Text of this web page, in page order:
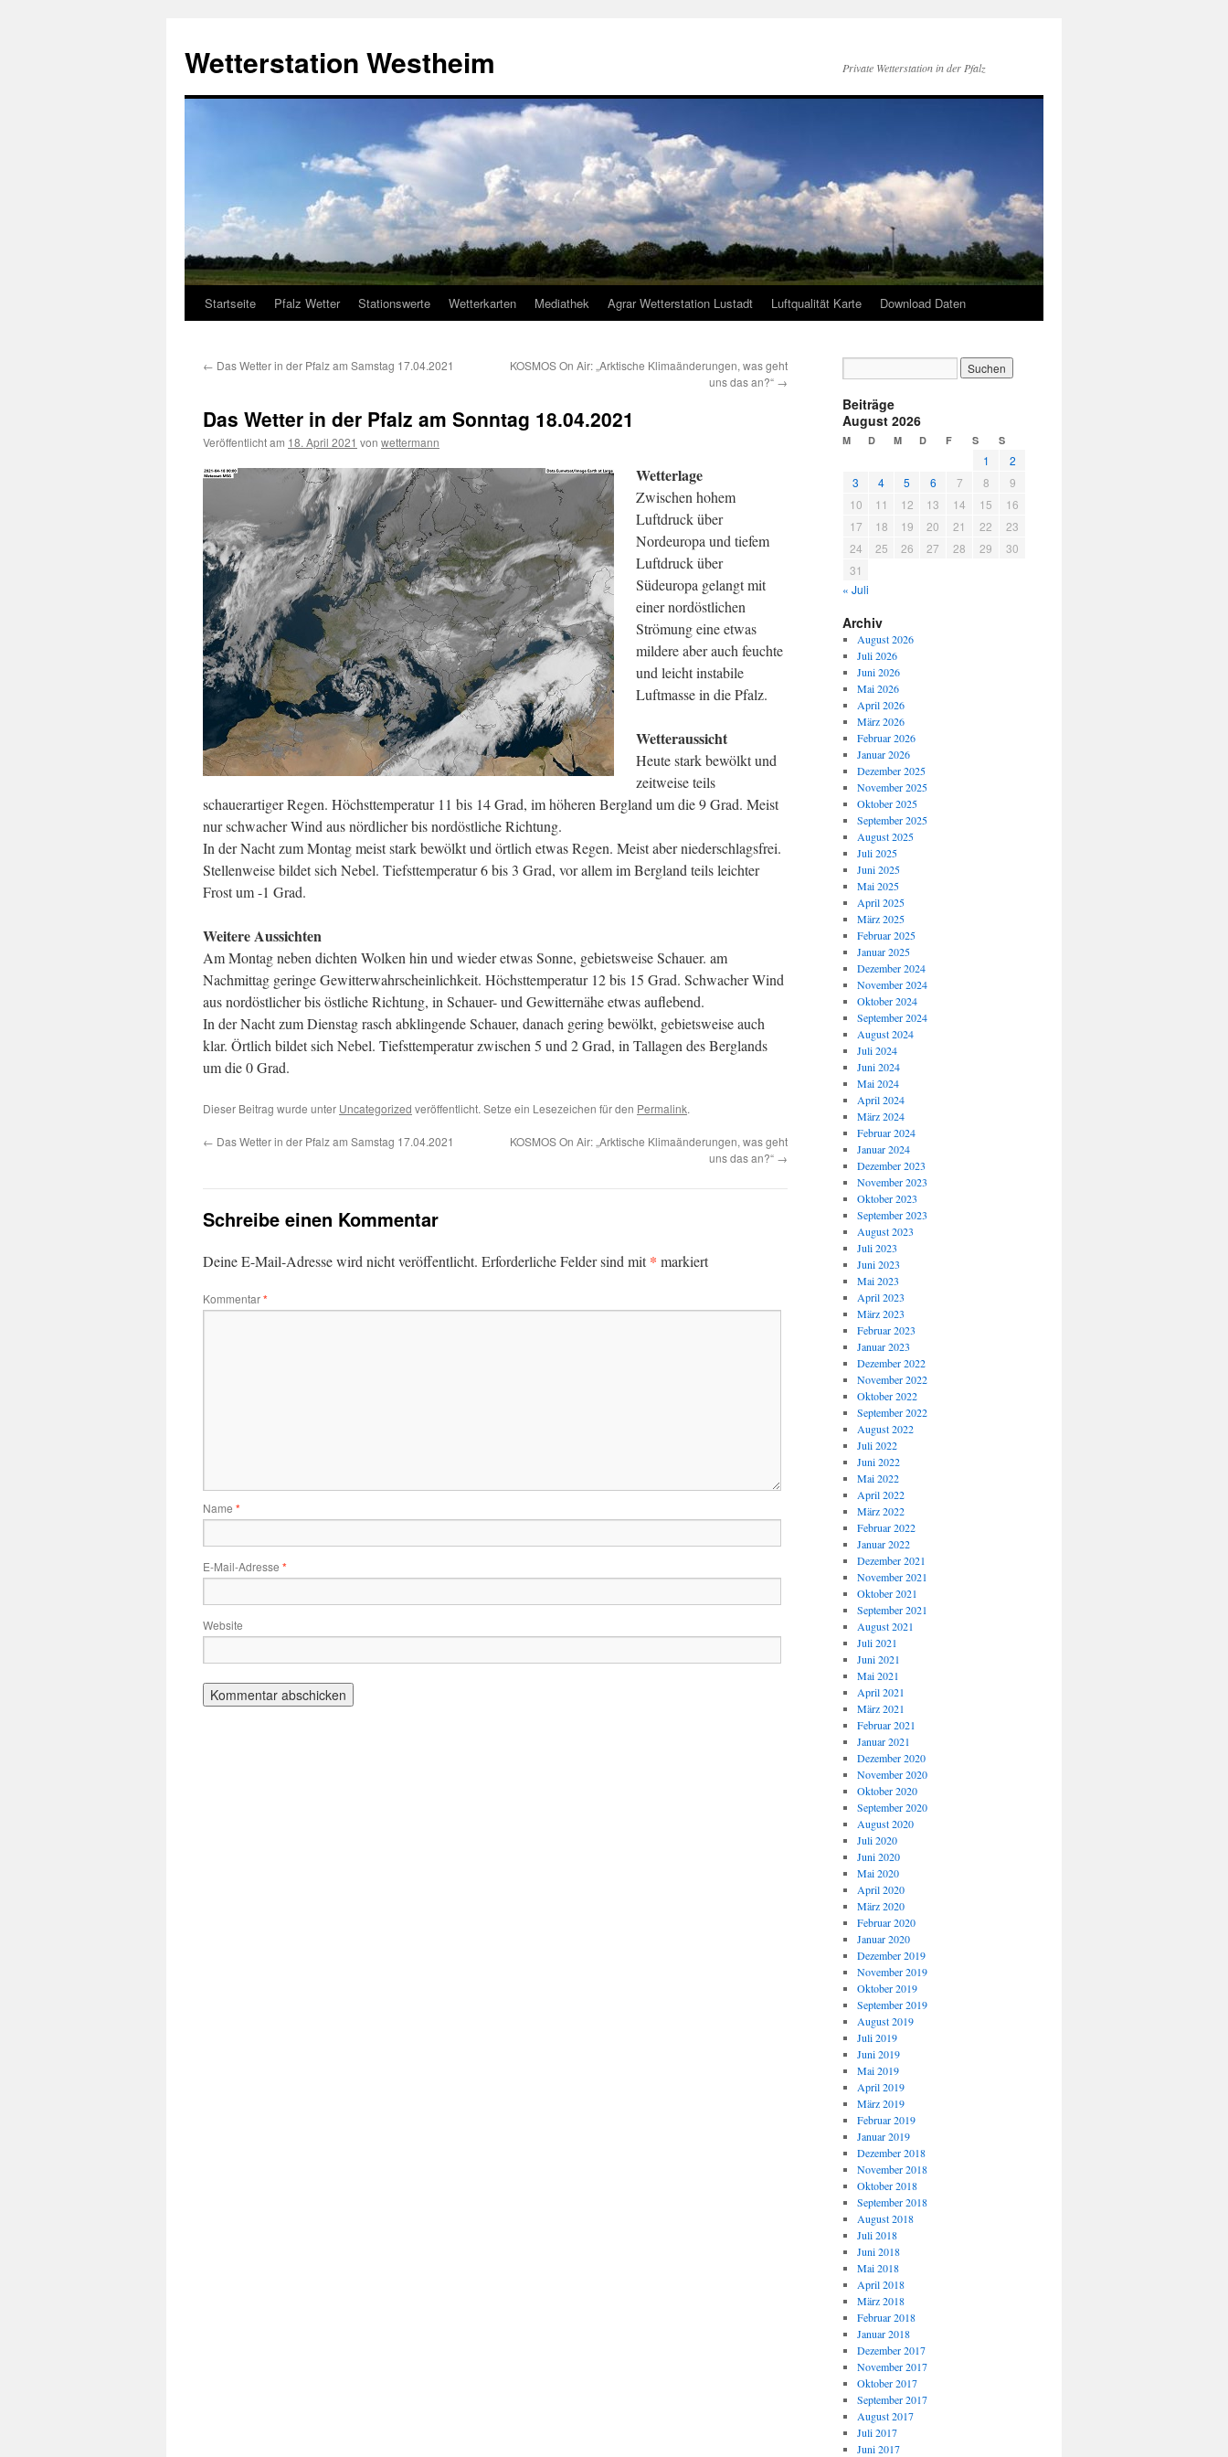
springen
Wetterstation Westheim Private Wetterstation in der Pfalz
Startseite Pfalz Wetter Stationswerte Wetterkarten Mediathek Agrar Wetterstation Lustadt Luftqualität Karte Download Daten
← Das Wetter in der Pfalz am Samstag 17.04.2021
KOSMOS On Air: „Arktische Klimaänderungen, was geht
uns das an?“ →
Das Wetter in der Pfalz am Sonntag 18.04.2021
Veröffentlicht am 18. April 2021 von wettermann
Wetterlage
Zwischen hohem
Luftdruck über
Nordeuropa und tiefem
Luftdruck über
Südeuropa gelangt mit
einer nordöstlichen
Strömung eine etwas
mildere aber auch feuchte
und leicht instabile
Luftmasse in die Pfalz.
Wetteraussicht
Heute stark bewölkt und
zeitweise teils
schauerartiger Regen. Höchsttemperatur 11 bis 14 Grad, im höheren Bergland um die 9 Grad. Meist
nur schwacher Wind aus nördlicher bis nordöstliche Richtung.
In der Nacht zum Montag meist stark bewölkt und örtlich etwas Regen. Meist aber niederschlagsfrei.
Stellenweise bildet sich Nebel. Tiefsttemperatur 6 bis 3 Grad, vor allem im Bergland teils leichter
Frost um -1 Grad.
Weitere Aussichten
Am Montag neben dichten Wolken hin und wieder etwas Sonne, gebietsweise Schauer. am
Nachmittag geringe Gewitterwahrscheinlichkeit. Höchsttemperatur 12 bis 15 Grad. Schwacher Wind
aus nordöstlicher bis östliche Richtung, in Schauer- und Gewitternähe etwas auflebend.
In der Nacht zum Dienstag rasch abklingende Schauer, danach gering bewölkt, gebietsweise auch
klar. Örtlich bildet sich Nebel. Tiefsttemperatur zwischen 5 und 2 Grad, in Tallagen des Berglands
um die 0 Grad.
Dieser Beitrag wurde unter Uncategorized veröffentlicht. Setze ein Lesezeichen für den Permalink.
← Das Wetter in der Pfalz am Samstag 17.04.2021
KOSMOS On Air: „Arktische Klimaänderungen, was geht
uns das an?“ →
Schreibe einen Kommentar
Deine E-Mail-Adresse wird nicht veröffentlicht. Erforderliche Felder sind mit* markiert
Kommentar*
Name *
E-Mail-Adresse *
Website
Beiträge
August 2026
M D M D F S S
1
2
3
4 5 6 7 8
9
10
11 12 13 14 15
16
17
18 19 20 21 22
23
24
25 26 27 28 29
30
31
« Juli
Archiv
August 2026
Juli 2026
Juni 2026
Mai 2026
April 2026
März 2026
Februar 2026
Januar 2026
Dezember 2025
November 2025
Oktober 2025
September 2025
August 2025
Juli 2025
Juni 2025
Mai 2025
April 2025
März 2025
Februar 2025
Januar 2025
Dezember 2024
November 2024
Oktober 2024
September 2024
August 2024
Juli 2024
Juni 2024
Mai 2024
April 2024
März 2024
Februar 2024
Januar 2024
Dezember 2023
November 2023
Oktober 2023
September 2023
August 2023
Juli 2023
Juni 2023
Mai 2023
April 2023
März 2023
Februar 2023
Januar 2023
Dezember 2022
November 2022
Oktober 2022
September 2022
August 2022
Juli 2022
Juni 2022
Mai 2022
April 2022
März 2022
Februar 2022
Januar 2022
Dezember 2021
November 2021
Oktober 2021
September 2021
August 2021
Juli 2021
Juni 2021
Mai 2021
April 2021
März 2021
Februar 2021
Januar 2021
Dezember 2020
November 2020
Oktober 2020
September 2020
August 2020
Juli 2020
Juni 2020
Mai 2020
April 2020
März 2020
Februar 2020
Januar 2020
Dezember 2019
November 2019
Oktober 2019
September 2019
August 2019
Juli 2019
Juni 2019
Mai 2019
April 2019
März 2019
Februar 2019
Januar 2019
Dezember 2018
November 2018
Oktober 2018
September 2018
August 2018
Juli 2018
Juni 2018
Mai 2018
April 2018
März 2018
Februar 2018
Januar 2018
Dezember 2017
November 2017
Oktober 2017
September 2017
August 2017
Juli 2017
Juni 2017